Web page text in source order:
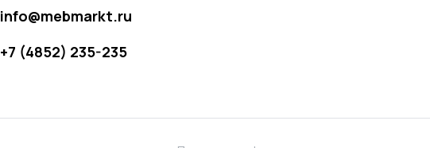
info@mebmarkt.ru
+7 (4852) 235-235